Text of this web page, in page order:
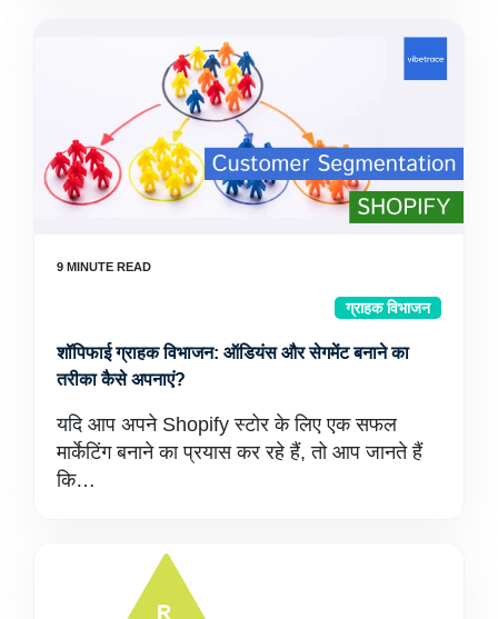
ग्राहक विभाजन
शॉपिफाई ग्राहक विभाजन: ऑडियंस और सेगमेंट बनाने का
तरीका कैसे अपनाएं?
यदि आप अपने Shopify स्टोर के लिए एक सफल
मार्केटिंग बनाने का प्रयास कर रहे हैं, तो आप जानते हैं
कि…